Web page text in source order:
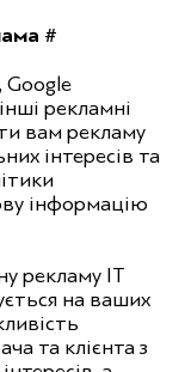
#
рекламні
вам рекламу
інтересів та
інформацію
рекламу IT
на ваших
та клієнта з